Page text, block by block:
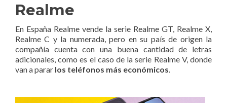
Realme
En España Realme vende la serie Realme GT, Realme X,
Realme C y la numerada, pero en su país de origen la
compañía cuenta con una buena cantidad de letras
adicionales, como es el caso de la serie Realme V, donde
van a parar los teléfonos más económicos